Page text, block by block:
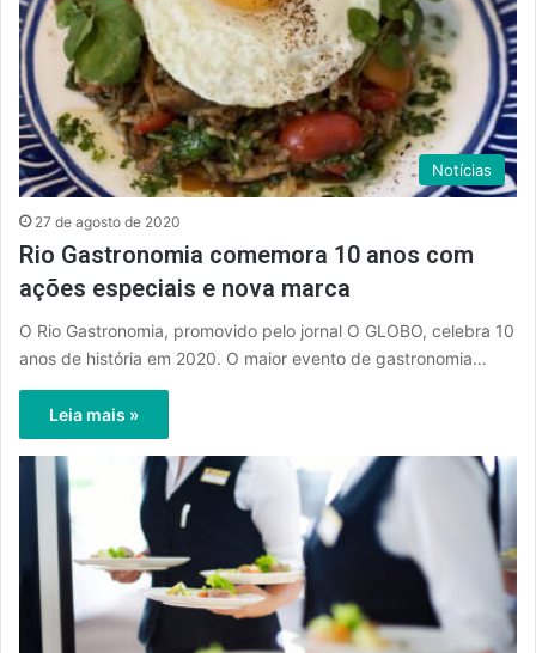
Notícias
27 de agosto de 2020
Rio Gastronomia comemora 10 anos com
ações especiais e nova marca
O Rio Gastronomia, promovido pelo jornal O GLOBO, celebra 10
anos de história em 2020. O maior evento de gastronomia…
Leia mais »